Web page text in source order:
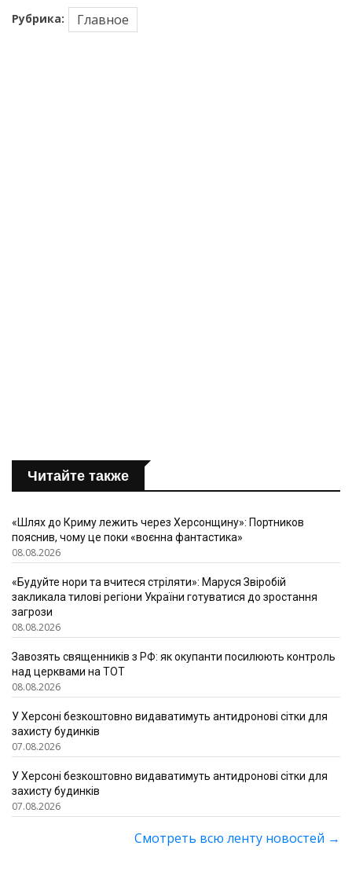
Рубрика: Главное
Читайте также
«Шлях до Криму лежить через Херсонщину»: Портников
пояснив, чому це поки «воєнна фантастика»
08.08.2026
«Будуйте нори та вчитеся стріляти»: Маруся Звіробій
закликала тилові регіони України готуватися до зростання
загрози
08.08.2026
Завозять священників з РФ: як окупанти посилюють контроль
над церквами на ТОТ
08.08.2026
У Херсоні безкоштовно видаватимуть антидронові сітки для
захисту будинків
07.08.2026
У Херсоні безкоштовно видаватимуть антидронові сітки для
захисту будинків
07.08.2026
Смотреть всю ленту новостей →